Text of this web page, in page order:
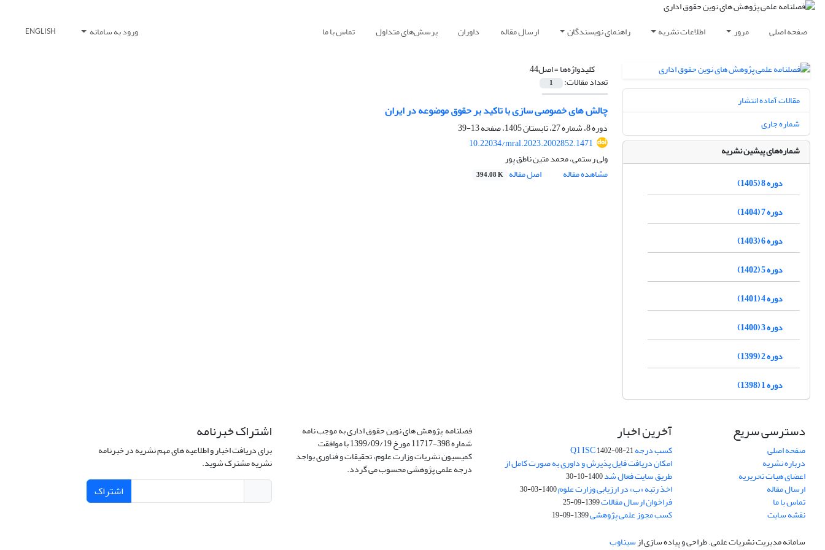
صفحه اصلی مرور اطلاعات نشریه راهنمای نویسندگان ارسال مقاله داوران پرسش‌های متداول تماس با ما ورود به سامانه ENGLISH
کلیدواژه‌ها =اصل44
تعداد مقالات: 1
چالش های خصوصی سازی با تاکید بر حقوق موضوعه در ایران
دوره 8، شماره 27، تابستان 1405، صفحه
13-39
10.22034/mral.2023.2002852.1471
ولی رستمی، محمد متین ناطق پور
مشاهده مقاله
اصل مقاله 394.08 K
مقالات آماده انتشار
شماره جاری
شماره‌های پیشین نشریه
دوره 8 (1405)
دوره 7 (1404)
دوره 6 (1403)
دوره 5 (1402)
دوره 4 (1401)
دوره 3 (1400)
دوره 2 (1399)
دوره 1 (1398)
دسترسی سریع
صفحه اصلی
درباره نشریه
اعضای هیات تحریریه
ارسال مقاله
تماس با ما
نقشه سایت
آخرین اخبار
کسب درجه Q1 ISC1402-08-21
امکان دریافت فایل پذیرش و داوری به صورت کامل از
طریق سایت فعال شد1400-10-30
اخذ رتبه «ب» در ارزیابی وزارت علوم1400-03-30
فراخوان ارسال مقالات1399-09-25
کسب مجوز علمی پژوهشی1399-09-19
فصلنامه پژوهش های نوین حقوق اداری به موجب نامه
شماره 398-11717 مورخ 1399/09/19 با موافقت
کمیسیون نشریات وزارت علوم، تحقیقات و فناوری بواجد
درجه علمی پژوهشی محسوب می گردد.
اشتراک خبرنامه
برای دریافت اخبار و اطلاعیه های مهم نشریه در خبرنامه
نشریه مشترک شوید.
اشتراک
سامانه مدیریت نشریات علمی.طراحی و پیاده سازی ازسیناوب